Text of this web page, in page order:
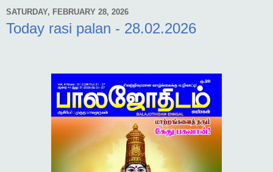
SATURDAY, FEBRUARY 28, 2026
Today rasi palan - 28.02.2026